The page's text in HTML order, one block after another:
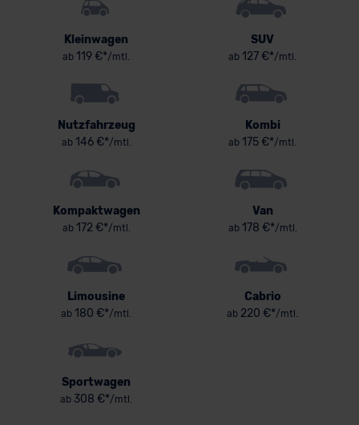
Kleinwagen
ab 119 €*/mtl.
SUV
ab 127 €*/mtl.
Nutzfahrzeug
ab146 €*/mtl.
Kombi
ab 175 €*/mtl.
Kompaktwagen
ab172 €*/mtl.
Van
ab178 €*/mtl.
Limousine
ab 180 €*/mtl.
Cabrio
ab 220 €*/mtl.
Sportwagen
ab 308 €*/mtl.